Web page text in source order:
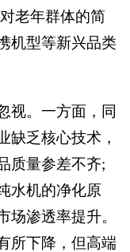
老年群体的简
机型等新兴品类
视。一方面，同
缺乏核心技术，
质量参差不齐;
水机的净化原
场渗透率提升。
所下降，但高端